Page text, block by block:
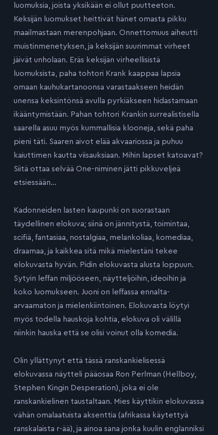
luomuksia, joista yksikään ei ollut puutteeton.
Keksijän luomukset heittivät hänet omasta pikku
maailmastaan merenpohjaan. Onnettomuus aiheutti
muistinmenetyksen, ja keksijän suurimmat virheet
jäivät unholaan. Eräs keksijän virheellisistä
luomuksista, paha tohtori Krank kaappaa lapsia
omaan kauhukartanoonsa varastaakseen heidän
unensa keksintönsä avulla pyrkiäkseen hidastamaan
ikääntymistään. Pahan tohtori Krankin surrealistisella
saarella asuu myös kummallisia klooneja, sekä paha
pieni täti. Saaren aivot elää akvaariossa ja puhuu
kaiuttimen kautta viisauksiaan. Mihin lapset katoavat?
Siitä ottaa selvää One-niminen jätti pikkuveljeä
etsiessään…
Kadonneiden lasten kaupunki on suorastaan
täydellinen elokuva; siinä on jännitystä, toimintaa,
scifiä, fantasiaa, nostalgiaa, melankoliaa, komediaa,
draamaa, ja kaikkea sitä mikä mielestäni tekee
elokuvasta hyvän. Pidin elokuvasta alusta loppuun.
Sytyin leffan miljööseen, näytteljöihin, ideoihin ja
koko luomukseen. Juoni on leffassa ennalta-
arvaamaton ja mielenkiintoinen. Elokuvasta löytyi
myös todella hauskoja kohtia, elokuva oli välillä
niinkin hauska että se olisi voinut olla komedia.
Olin yllättynyt että tässä ranskankielisessä
elokuvassa näytteli pääosaa Ron Perlman (Hellboy,
Stephen Kingin Desperation), joka ei ole
ranskankielinen taustaltaan. Mies käyttikin elokuvassa
vähän omalaatuista aksenttia (afrikassa käytettyä
ranskalaista r-ää), ja ainoa sana jonka kuulin englanniksi